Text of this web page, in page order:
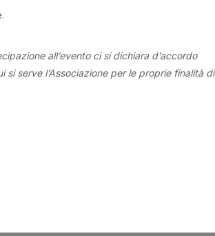
all’evento ci si dichiara d’accordo
serve l’Associazione per le proprie finalità di